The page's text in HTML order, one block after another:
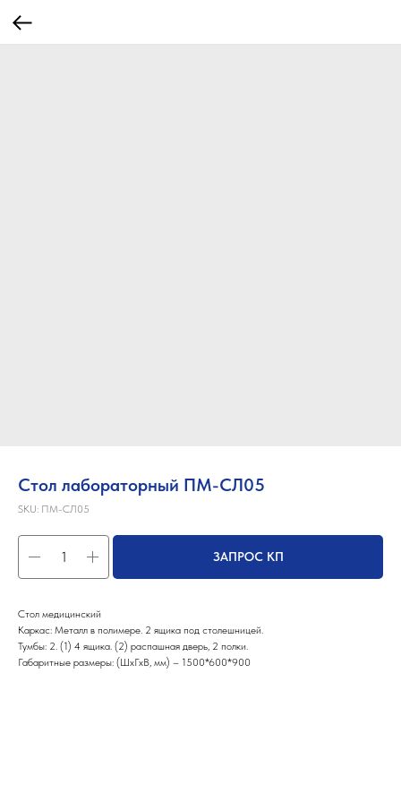
Стол лабораторный ПМ-СЛ05
SKU: ПМ-СЛ05
ЗАПРОС КП
Стол медицинский
Каркас: Металл в полимере. 2 ящика под столешницей.
Тумбы: 2. (1) 4 ящика. (2) распашная дверь, 2 полки.
Габаритные размеры: (ШхГхВ, мм) – 1500*600*900